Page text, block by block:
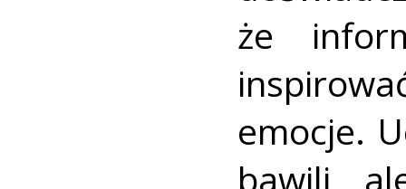
że
emocje.
bawili